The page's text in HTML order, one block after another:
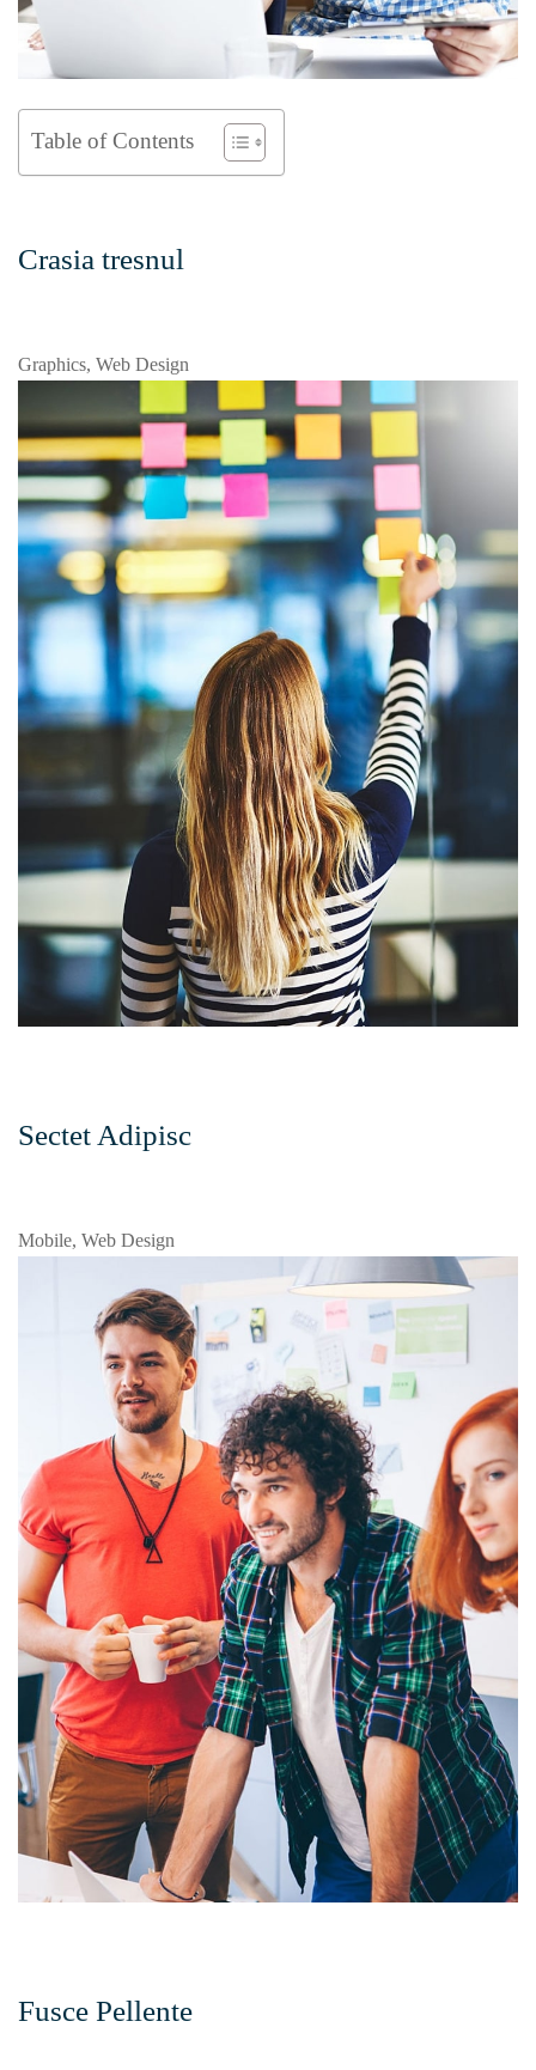
Table of Contents
Crasia tresnul
Graphics, Web Design
Sectet Adipisc
Mobile, Web Design
Fusce Pellente